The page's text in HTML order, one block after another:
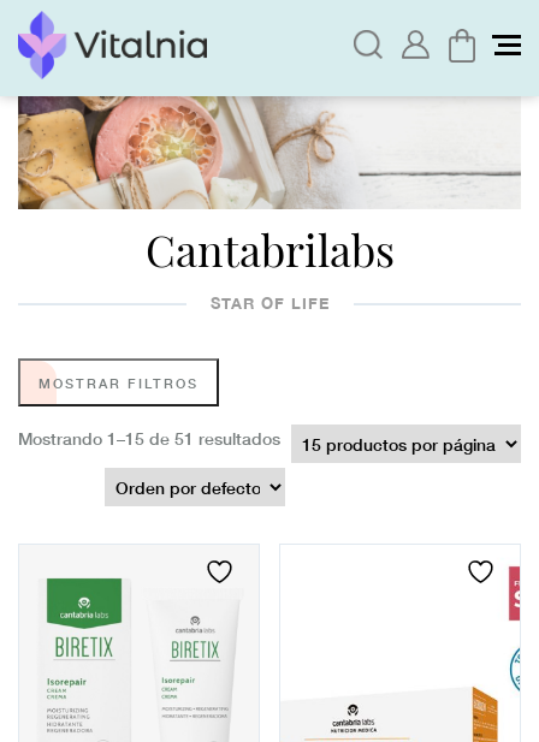
Cantabrilabs
STAR OF LIFE
MOSTRAR FILTROS
Mostrando 1–15 de 51 resultados